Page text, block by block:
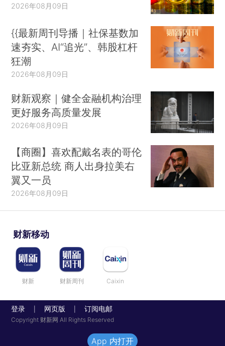
2026年08月09日
{{最新周刊导播｜社保基数加
速夯实、AI“追光”、韩股杠杆
狂潮
2026年08月09日
财新观察｜健全金融机构治理
更好服务高质量发展
2026年08月09日
【商圈】喜欢配戴名表的哥伦
比亚新总统 商人出身拉美右
翼又一员
2026年08月09日
财新移动
财新 财新周刊 Caixin
登录 网页版 订阅电邮
Copyright 财新网 All Rights Reserved
App 内打开